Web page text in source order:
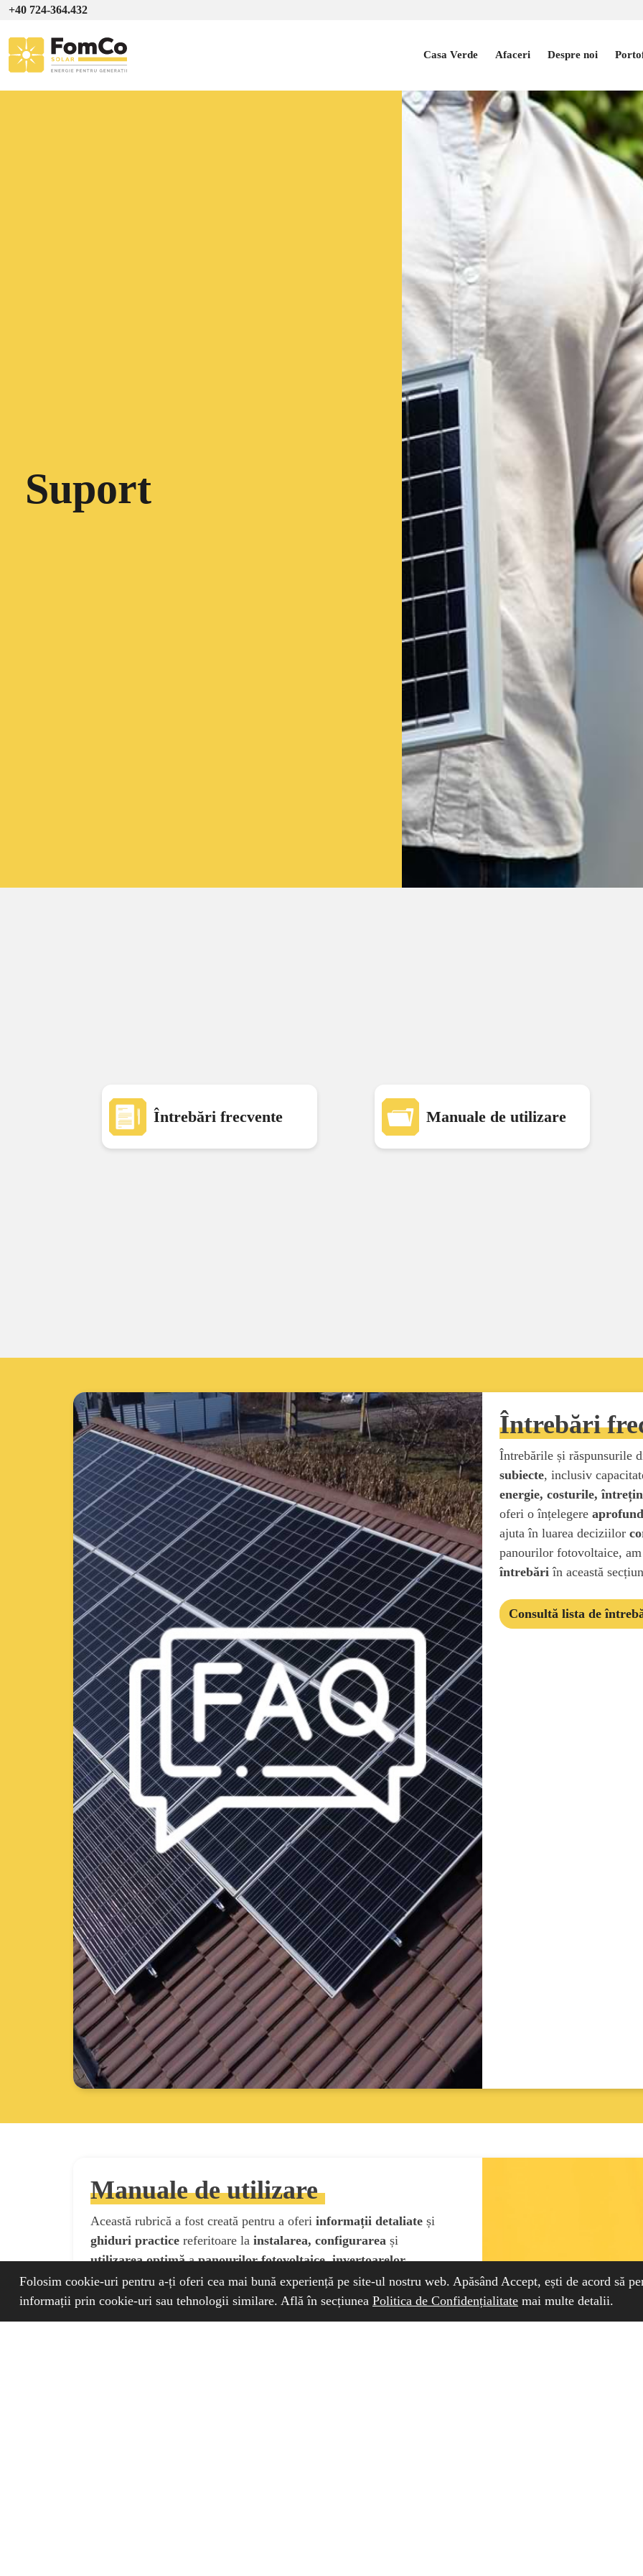
+40 724-364.432
Casa Verde Afaceri Despre noi
Suport
Întrebări frecvente Manuale de utilizare
Întrebări
Întrebările și răspunsurile
subiecte, inclusiv
energie, costurile,
oferi o înțelegere
ajuta în luarea deciziilor
panourilor fotovoltaice,
întrebări în această
Consultă lista de
Manuale de utilizare
Această rubrică a fost creată pentru a oferi informații detaliate și
ghiduri practice referitoare la instalarea, configurarea și
utilizarea optimăa panourilor fotovoltaice, invertoarelor
(Hypontech, Huawei ), stații de încărcare (LEKTRI.CO ).
Fie că ești unproprietar de casăinteresat să-ți instalezi un
Folosim cookie-uri pentru a-ți oferi cea mai bună experiență pe site-ul nostru web. Apăsând Accept, ești de acord să
informații prin cookie-uri sau tehnologii similare. Află în secțiunea Politica de Confidențialitate mai multe detalii.